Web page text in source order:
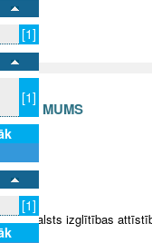
[1]
[1]
[1]
AR MUMS
Valsts izglītības